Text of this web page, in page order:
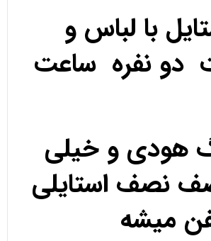
با لباس و
نفره ساعت
هودی و خیلی
نصف استایلی
میشه